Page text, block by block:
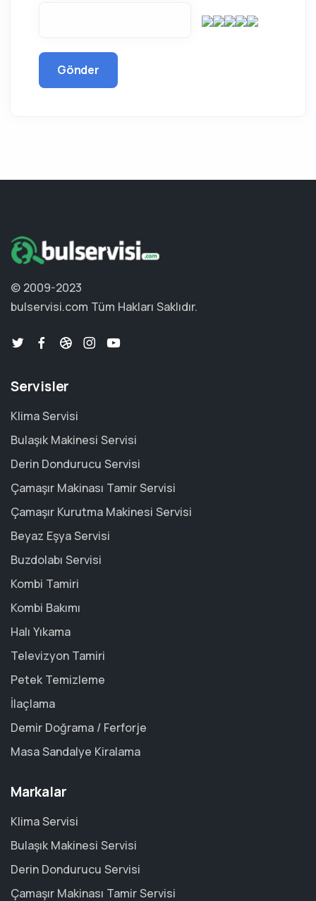
Gönder
© 2009-2023
bulservisi.com Tüm Hakları Saklıdır.
Servisler
Klima Servisi
Bulaşık Makinesi Servisi
Derin Dondurucu Servisi
Çamaşır Makinası Tamir Servisi
Çamaşır Kurutma Makinesi Servisi
Beyaz Eşya Servisi
Buzdolabı Servisi
Kombi Tamiri
Kombi Bakımı
Halı Yıkama
Televizyon Tamiri
Petek Temizleme
İlaçlama
Demir Doğrama / Ferforje
Masa Sandalye Kiralama
Markalar
Klima Servisi
Bulaşık Makinesi Servisi
Derin Dondurucu Servisi
Çamaşır Makinası Tamir Servisi